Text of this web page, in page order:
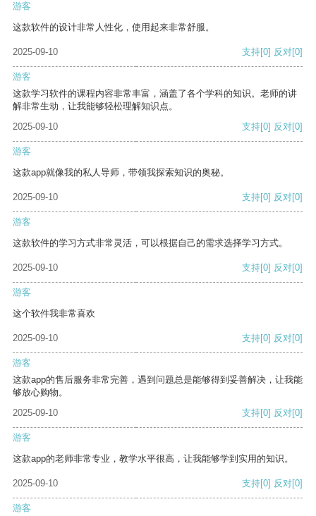
游客
这款软件的设计非常人性化，使用起来非常舒服。
2025-09-10 支持[0] 反对[0]
游客
这款学习软件的课程内容非常丰富，涵盖了各个学科的知识。老师的讲
解非常生动，让我能够轻松理解知识点。
2025-09-10
支持[0] 反对[0]
游客
这款app就像我的私人导师，带领我探索知识的奥秘。
2025-09-10 支持[0] 反对[0]
游客
这款软件的学习方式非常灵活，可以根据自己的需求选择学习方式。
2025-09-10 支持[0] 反对[0]
游客
这个软件我非常喜欢
2025-09-10 支持[0] 反对[0]
游客
这款app的售后服务非常完善，遇到问题总是能够得到妥善解决，让我能
够放心购物。
2025-09-10
支持[0] 反对[0]
游客
这款app的老师非常专业，教学水平很高，让我能够学到实用的知识。
2025-09-10 支持[0] 反对[0]
游客